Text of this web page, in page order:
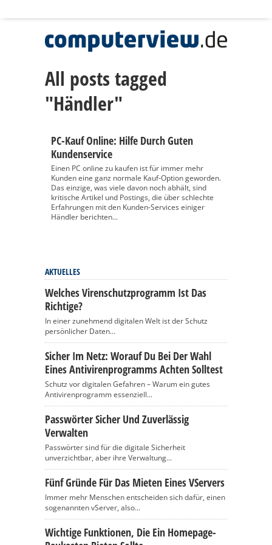
All posts tagged
"Händler"
PC-Kauf Online: Hilfe Durch Guten
Kundenservice
Einen PC online zu kaufen ist für immer mehr
Kunden eine ganz normale Kauf-Option geworden.
Das einzige, was viele davon noch abhält, sind
kritische Artikel und Postings, die über schlechte
Erfahrungen mit den Kunden-Services einiger
Händler berichten...
AKTUELLES
Welches Virenschutzprogramm Ist Das
Richtige?
In einer zunehmend digitalen Welt ist der Schutz
persönlicher Daten...
Sicher Im Netz: Worauf Du Bei Der Wahl
Eines Antivirenprogramms Achten Solltest
Schutz vor digitalen Gefahren – Warum ein gutes
Antivirenprogramm essenziell...
Passwörter Sicher Und Zuverlässig
Verwalten
Passwörter sind für die digitale Sicherheit
unverzichtbar, aber ihre Verwaltung...
Fünf Gründe Für Das Mieten Eines VServers
Immer mehr Menschen entscheiden sich dafür, einen
sogenannten vServer, also...
Wichtige Funktionen, Die Ein Homepage-